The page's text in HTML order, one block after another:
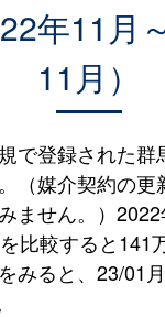
年11月
11月）
で登録された群
（媒介契約の更
ません。）
比較すると141
みると、23/01